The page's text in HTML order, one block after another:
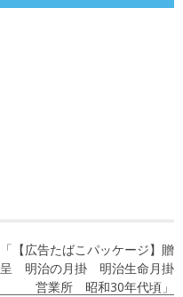
「【広告たばこパッケージ】贈
呈 明治の月掛 明治生命月掛
営業所 昭和30年代頃」